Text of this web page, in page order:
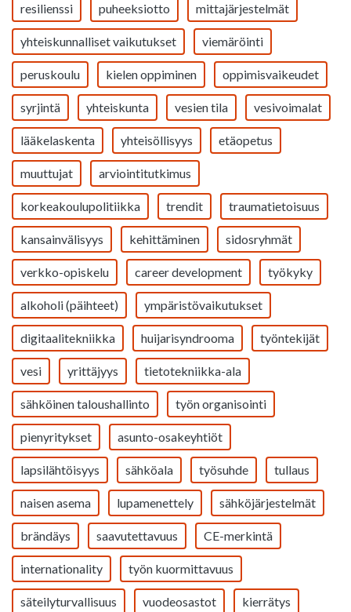
resilienssi puheeksiotto mittajärjestelmät
yhteiskunnalliset vaikutukset viemäröinti
peruskoulu kielen oppiminen oppimisvaikeudet
syrjintä yhteiskunta vesien tila vesivoimalat
lääkelaskenta yhteisöllisyys etäopetus
muuttujat arviointitutkimus
korkeakoulupolitiikka trendit traumatietoisuus
kansainvälisyys kehittäminen sidosryhmät
verkko-opiskelu career development työkyky
alkoholi (päihteet) ympäristövaikutukset
digitaalitekniikka huijarisyndrooma työntekijät
vesi yrittäjyys tietotekniikka-ala
sähköinen taloushallinto työn organisointi
pienyritykset asunto-osakeyhtiöt
lapsilähtöisyys sähköala työsuhde tullaus
naisen asema lupamenettely sähköjärjestelmät
brändäys saavutettavuus CE-merkintä
internationality työn kuormittavuus
säteilyturvallisuus vuodeosastot kierrätys